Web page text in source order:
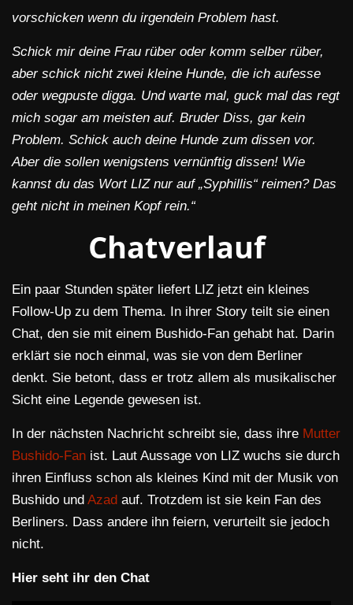
vorschicken wenn du irgendein Problem hast.
Schick mir deine Frau rüber oder komm selber rüber,
aber schick nicht zwei kleine Hunde, die ich aufesse
oder wegpuste digga. Und warte mal, guck mal das regt
mich sogar am meisten auf. Bruder Diss, gar kein
Problem. Schick auch deine Hunde zum dissen vor.
Aber die sollen wenigstens vernünftig dissen! Wie
kannst du das Wort LIZ nur auf „Syphillis“ reimen? Das
geht nicht in meinen Kopf rein.“
Chatverlauf
Ein paar Stunden später liefert LIZ jetzt ein kleines
Follow-Up zu dem Thema. In ihrer Story teilt sie einen
Chat, den sie mit einem Bushido-Fan gehabt hat. Darin
erklärt sie noch einmal, was sie von dem Berliner
denkt. Sie betont, dass er trotz allem als musikalischer
Sicht eine Legende gewesen ist.
In der nächsten Nachricht schreibt sie, dass ihre Mutter
Bushido-Fan ist. Laut Aussage von LIZ wuchs sie durch
ihren Einfluss schon als kleines Kind mit der Musik von
Bushido und Azad auf. Trotzdem ist sie kein Fan des
Berliners. Dass andere ihn feiern, verurteilt sie jedoch
nicht.
Hier seht ihr den Chat